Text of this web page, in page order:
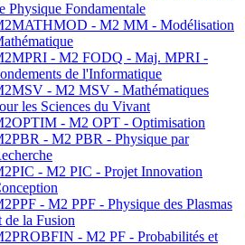
Physique Fondamentale
- M2 MM - Modélisation
- M2 FODQ - Maj. MPRI -
de l'Informatique
- M2 MSV - Mathématiques
les Sciences du Vivant
- M2 OPT - Optimisation
- M2 PBR - Physique par
- M2 PIC - Projet Innovation
- M2 PPF - Physique des Plasmas
de la Fusion
- M2 PF - Probabilités et